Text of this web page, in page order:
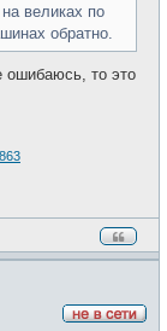
великах по
обратно.
ошибаюсь, то это